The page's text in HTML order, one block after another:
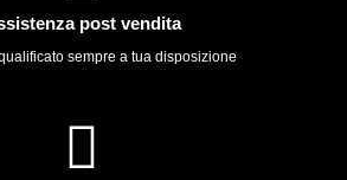
post vendita
sempre a tua disposizione